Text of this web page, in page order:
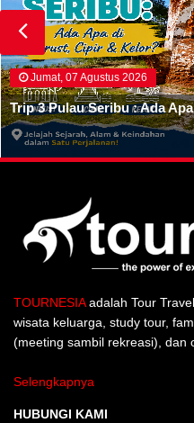
Jumat, 07 Agustus 2026
Trip 3 Pulau Seribu : Ada
TOURNESIAadalah Tour
wisata keluarga, study tour,
(meeting sambil rekreasi), dan
Selengkapnya
HUBUNGI KAMI